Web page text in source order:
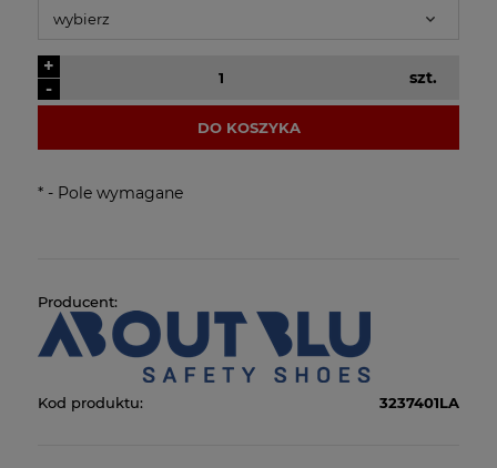
-
+
szt.
DO KOSZYKA
* - Pole wymagane
Producent:
Kod produktu: 3237401LA